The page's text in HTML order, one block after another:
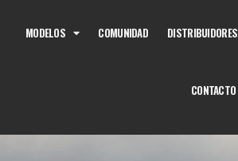
MODELOS COMUNIDAD DISTRIBUIDORES
CONTACTO